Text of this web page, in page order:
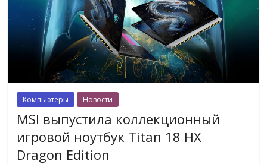
Компьютеры Новости
MSI выпустила коллекционный
игровой ноутбук Titan 18 HX
Dragon Edition